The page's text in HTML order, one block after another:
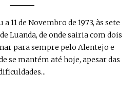
11 de Novembro de 1973, às sete
Luanda, de onde sairia com dois
para sempre pelo Alentejo e
se mantém até hoje, apesar das